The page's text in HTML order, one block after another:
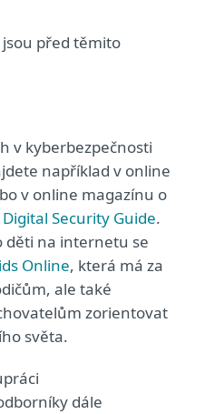
jsou před těmito
v kyberbezpečnosti
například v online
v online magazínu o
Digital Security Guide.
děti na internetu se
Online, která má za
ale také
zorientovat
světa.
dále